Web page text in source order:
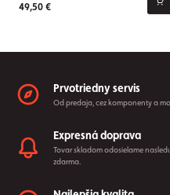
49,50 €
Prvotriedny servis
Od predaja, cez komponenty a
Expresná doprava
Tovar skladom odosielame
zdarma.